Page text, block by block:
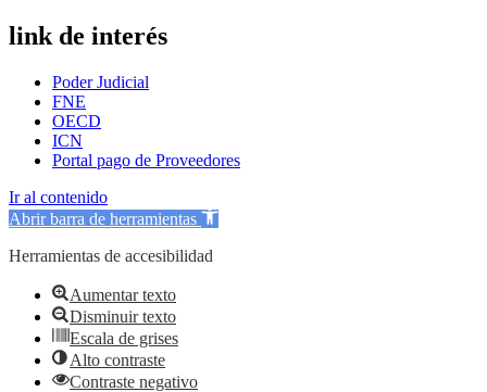
link de interés
Poder Judicial
FNE
OECD
ICN
Portal pago de Proveedores
Ir al contenido
Abrir barra de herramientas
Herramientas de accesibilidad
Aumentar texto
Disminuir texto
Escala de grises
Alto contraste
Contraste negativo